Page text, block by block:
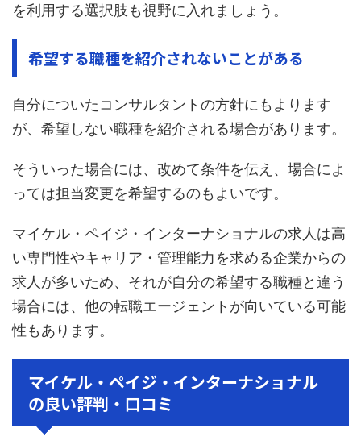
を利用する選択肢も視野に入れましょう。
希望する職種を紹介されないことがある
自分についたコンサルタントの方針にもよります
が、希望しない職種を紹介される場合があります。
そういった場合には、改めて条件を伝え、場合によ
っては担当変更を希望するのもよいです。
マイケル・ペイジ・インターナショナルの求人は高
い専門性やキャリア・管理能力を求める企業からの
求人が多いため、それが自分の希望する職種と違う
場合には、他の転職エージェントが向いている可能
性もあります。
マイケル・ペイジ・インターナショナル
の良い評判・口コミ